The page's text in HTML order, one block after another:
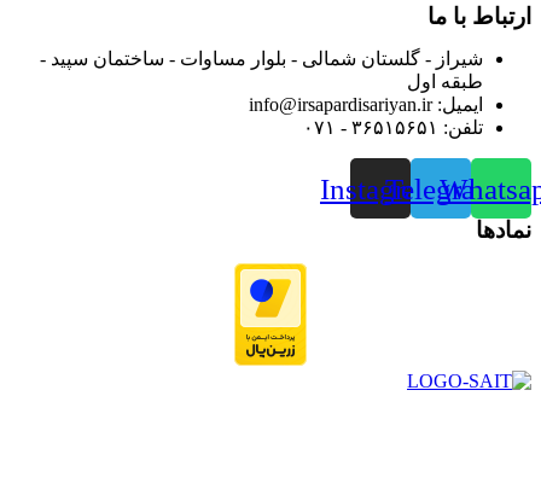
ارتباط با ما
شیراز - گلستان شمالی - بلوار مساوات - ساختمان سپید -
طبقه اول
ایمیل: info@irsapardisariyan.ir
تلفن: ۳۶۵۱۵۶۵۱ - ۰۷۱
Telegram
Instagram
نمادها